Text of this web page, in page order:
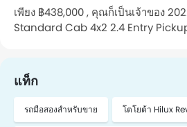
เพียง ฿438,000 , คุณก็เป็นเจ้าของ
Standard Cab 4x2 2.4 Entry
ในจังหวัด Bangkok หากต้องการนัดห
แท็ก
รถมือสองสำหรับขาย โตโยต้า Hilux